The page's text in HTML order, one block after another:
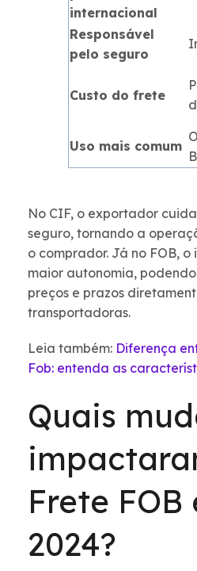
internacional
Responsável
pelo seguro
Custo do frete
Uso mais comum
No CIF, o exportador
seguro, tornando a
o comprador. Já no FOB,
maior autonomia,
preços e prazos
transportadoras.
Leia também: Diferença
Fob: entenda as
Quais
Frete FOB
2024?